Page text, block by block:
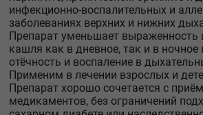
инфекционно-воспалительных и
заболеваниях верхних и нижних
Препарат уменьшает выраженность
кашля как в дневное, так и в ночное
отёчность и воспаление в
Применим в лечении взрослых и
Препарат хорошо сочетается с
медикаментов, без ограничений